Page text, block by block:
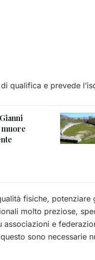
qualifica e prevede
muore
fisiche,
molto preziose,
e
sono necessarie